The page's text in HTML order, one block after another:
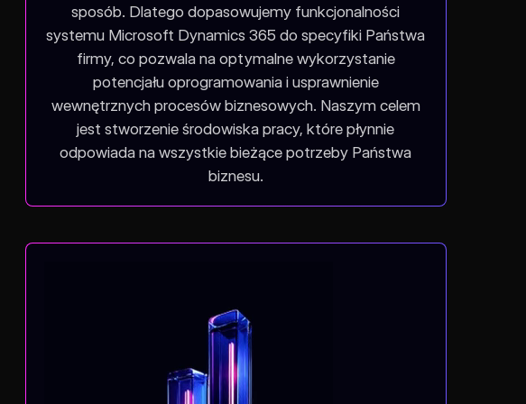
sposób. Dlatego dopasowujemy funkcjonalności
systemu Microsoft Dynamics 365 do specyfiki Państwa
firmy, co pozwala na optymalne wykorzystanie
potencjału oprogramowania i usprawnienie
wewnętrznych procesów biznesowych. Naszym celem
jest stworzenie środowiska pracy, które płynnie
odpowiada na wszystkie bieżące potrzeby Państwa
biznesu.